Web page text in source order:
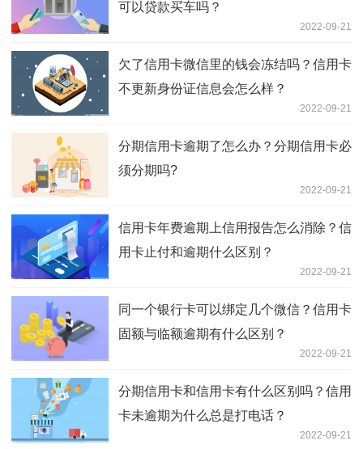
可以贷款买车吗？
2022-09-21
欠了信用卡微信里的钱会冻结吗？信用卡
不更新身份证信息会怎么样？
2022-09-21
分期信用卡逾期了怎么办？分期信用卡必
须分期吗?
2022-09-21
信用卡年费逾期上信用报告怎么消除？信
用卡止付和逾期什么区别？
2022-09-21
同一个银行卡可以绑定几个微信？信用卡
固额与临额逾期有什么区别？
2022-09-21
分期信用卡和信用卡有什么区别吗？信用
卡未逾期为什么总是打电话？
2022-09-21